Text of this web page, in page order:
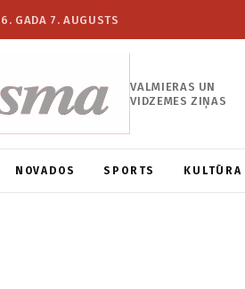
GADA 7. AUGUSTS
VALMIERAS UN
VIDZEMES ZIŅAS
NOVADOS SPORTS KULTŪRA